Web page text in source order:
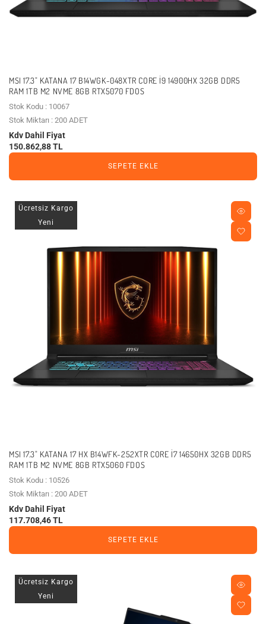
MSI 17.3" KATANA 17 B14WGK-048XTR CORE I9 14900HX 32GB DDR5
RAM 1TB M2 NVME 8GB RTX5070 FDOS
Stok Kodu : 10067
Stok Miktarı : 200 ADET
Kdv Dahil Fiyat
150.862,88 TL
SEPETE EKLE
Ücretsiz Kargo
Yeni
MSI 17.3" KATANA 17 HX B14WFK-252XTR CORE I7 14650HX 32GB DDR5
RAM 1TB M2 NVME 8GB RTX5060 FDOS
Stok Kodu : 10526
Stok Miktarı : 200 ADET
Kdv Dahil Fiyat
117.708,46 TL
SEPETE EKLE
Ücretsiz Kargo
Yeni